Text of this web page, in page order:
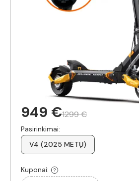
949 €1299 €
Pasirinkimai:
V4 (2025 METŲ)
Kuponai: